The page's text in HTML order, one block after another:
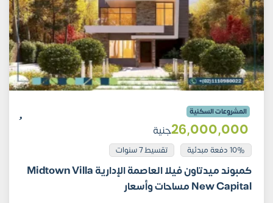
المشروعات السكنية
26٬000٬000جنية
10% دفعة مبدئية تقسيط 7 سنوات
كمبوند ميدتاون فيلا العاصمة الإدارية Midtown Villa
New Capital مساحات وأسعار